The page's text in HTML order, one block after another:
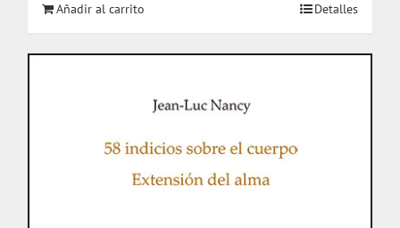
Añadir al carrito Detalles